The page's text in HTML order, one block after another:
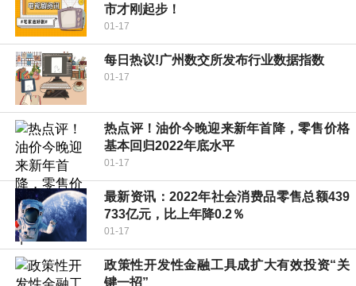
市才刚起步！
01-17
每日热议!广州数交所发布行业数据指数
01-17
热点评！油价今晚迎来新年首降，零售价格
基本回归2022年底水平
01-17
最新资讯：2022年社会消费品零售总额439
733亿元，比上年降0.2％
01-17
政策性开发性金融工具成扩大有效投资“关
键一招”